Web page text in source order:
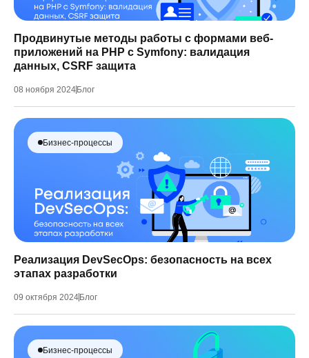
Продвинутые методы работы с формами веб-
приложений на PHP с Symfony: валидация
данных, CSRF защита
08 ноября 2024 Блог
Бизнес-процессы
Реализация DevSecOps: безопасность на всех
этапах разработки
09 октября 2024 Блог
Бизнес-процессы